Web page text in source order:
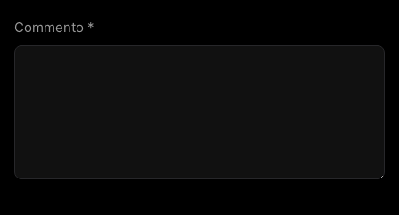
Commento *